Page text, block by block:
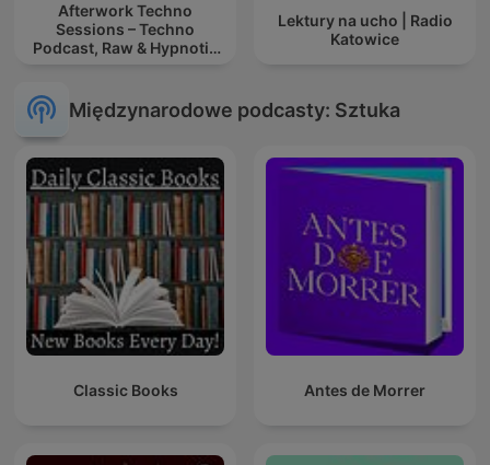
Afterwork Techno
Sessions – Techno
Podcast, Raw & Hypnotic
Lektury na ucho | Radio
Katowice
Międzynarodowe podcasty: Sztuka
Classic Books Antes de Morrer